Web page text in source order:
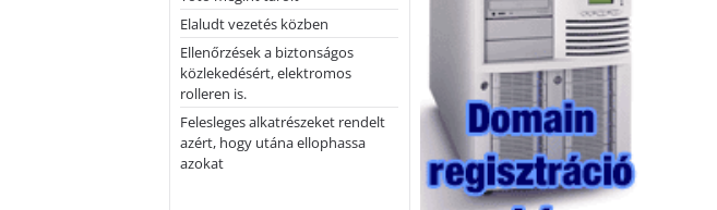
Elaludt vezetés közben
Ellenőrzések a biztonságos
közlekedésért, elektromos
rolleren is.
Felesleges alkatrészeket rendelt
azért, hogy utána ellophassa
azokat